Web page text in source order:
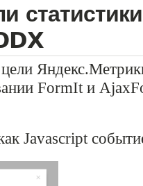
FormIt и
Javascript